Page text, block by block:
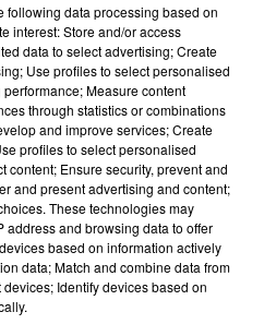
: des désaccords
en Gironde : encore
semaines avant
du-Rhône : les ossements
disparus...
following data processing based on
interest: Store and/or access
data to select advertising; Create
Use profiles to select personalised
Measure content
through statistics or combinations
and improve services; Create
profiles to select personalised
content; Ensure security, prevent and
and present advertising and content;
These technologies may
address and browsing data to offer
based on information actively
data; Match and combine data from
Identify devices based on